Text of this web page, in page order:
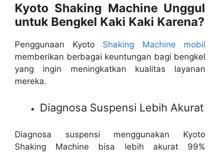
Kyoto Shaking Machine Unggul
untuk Bengkel Kaki Kaki Karena?
Penggunaan Kyoto Shaking Machine mobil
memberikan berbagai keuntungan bagi bengkel
yang ingin meningkatkan kualitas layanan
mereka.
Diagnosa Suspensi Lebih Akurat
Diagnosa suspensi menggunakan Kyoto
Shaking Machine bisa lebih akurat 99%